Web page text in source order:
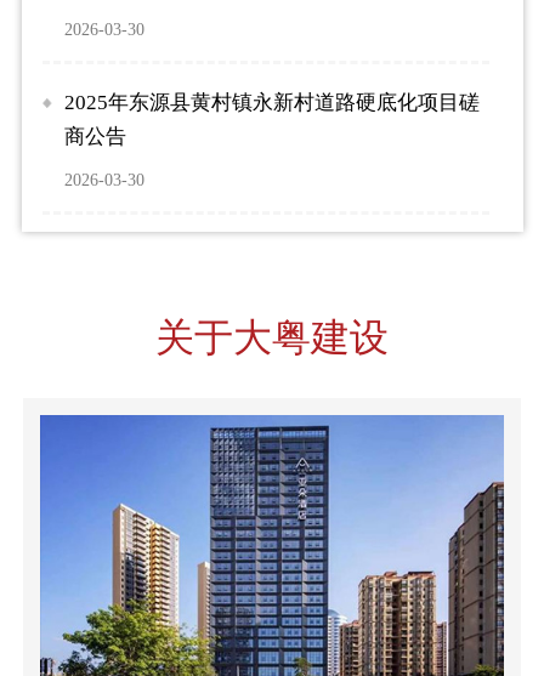
2026-03-30
2025年东源县黄村镇永新村道路硬底化项目磋
商公告
2026-03-30
关于大粤建设